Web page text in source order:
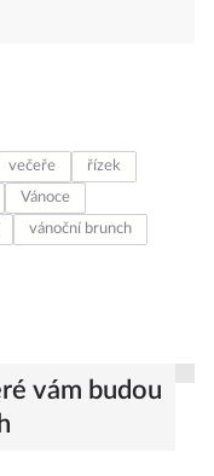
večeře
řízek
Vánoce
vánoční brunch
vám budou